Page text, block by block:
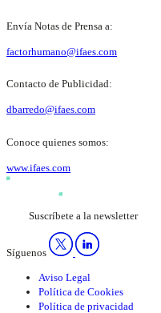
Envía Notas de Prensa a:
factorhumano@ifaes.com
Contacto de Publicidad:
dbarredo@ifaes.com
Conoce quienes somos:
www.ifaes.com
Suscríbete a la newsletter
Síguenos
Aviso Legal
Política de Cookies
Política de privacidad